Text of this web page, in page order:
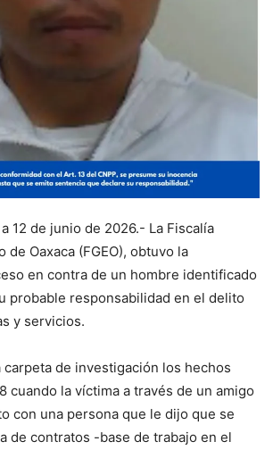
12 de junio de 2026.- La Fiscalía
de Oaxaca (FGEO), obtuvo la
en contra de un hombre identificado
probable responsabilidad en el delito
y servicios.
carpeta de investigación los hechos
cuando la víctima a través de un amigo
con una persona que le dijo que se
de contratos -base de trabajo en el